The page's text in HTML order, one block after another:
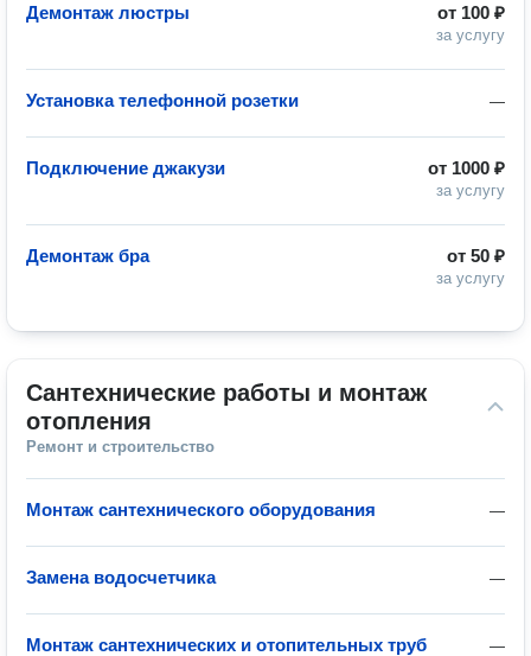
от 100 ₽
за услугу
Демонтаж люстры
—
Установка телефонной розетки
от 1000 ₽
за услугу
Подключение джакузи
от 50 ₽
за услугу
Демонтаж бра
Сантехнические работы и монтаж
отопления
Ремонт и строительство
—
Монтаж сантехнического оборудования
—
Замена водосчетчика
—
Монтаж сантехнических и отопительных труб